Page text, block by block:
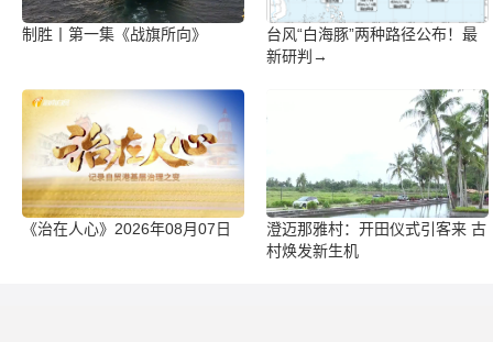
制胜丨第一集《战旗所向》
台风“白海豚”两种路径公布！最
新研判→
《治在人心》2026年08月07日
澄迈那雅村：开田仪式引客来 古
村焕发新生机